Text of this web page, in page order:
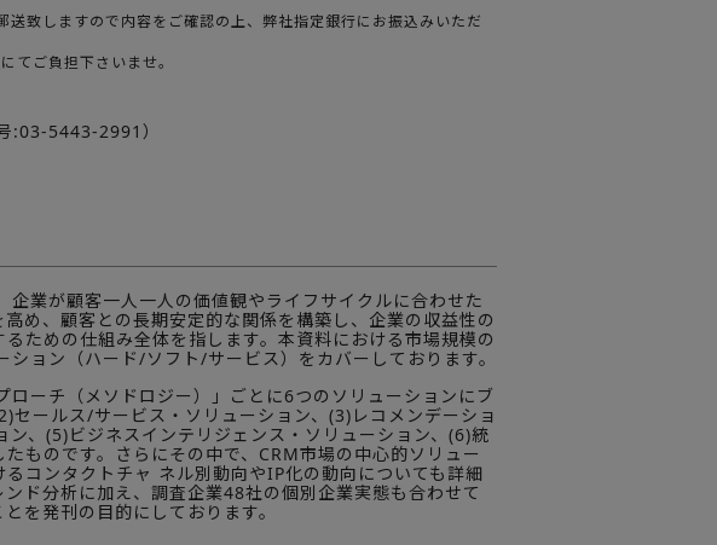
致しますので内容をご確認の上、弊社指定銀行にお振込みいただ
てご負担下さいませ。
:03-5443-2991）
業が顧客一人一人の価値観やライフサイクルに合わせた
め、顧客との長期安定的な関係を構築し、企業の収益性の
ための仕組み全体を指します。本資料における市場規模の
ョン（ハード/ソフト/サービス）をカバーしております。
ーチ（メソドロジー）」ごとに6つのソリューションにブ
ールス/サービス・ソリューション、(3)レコメンデーショ
、(5)ビジネスインテリジェンス・ソリューション、(6)統
ものです。さらにその中で、CRM市場の中心的ソリュー
コンタクトチャ ネル別動向やIP化の動向についても詳細
ド分析に加え、調査企業48社の個別企業実態も合わせて
を発刊の目的にしております。